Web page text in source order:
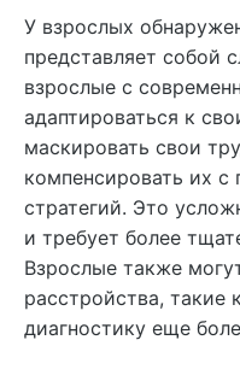
У взрослых
представляет собой
взрослые с
адаптироваться к
маскировать свои
компенсировать их
стратегий. Это
и требует более
Взрослые также
расстройства, такие
диагностику еще